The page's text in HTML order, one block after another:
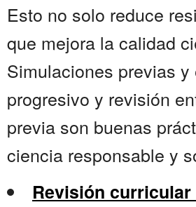
Esto no solo reduce
que mejora la calidad
Simulaciones previas y
progresivo y revisión
previa son buenas
ciencia responsable y
Revisión curricular